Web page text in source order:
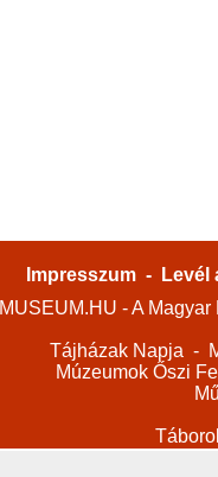
Impresszum -
Levél
MUSEUM.HU - A
Tájházak Napja -
Múzeumok Őszi